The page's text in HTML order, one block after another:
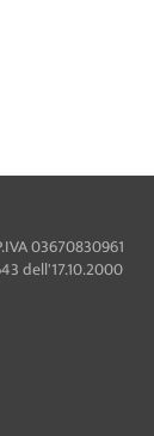
03670830961
dell'17.10.2000